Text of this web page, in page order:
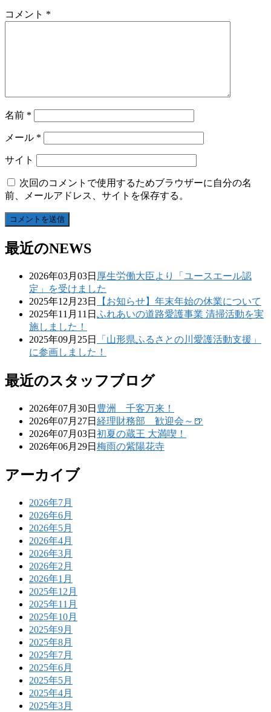
コメント *
名前 *
メール *
サイト
次回のコメントで使用するためブラウザーに自分の名
前、メールアドレス、サイトを保存する。
最近のNEWS
2026年03月03日 厚生労働大臣より「ユースエール認
定」を受けました
2025年12月23日
【お知らせ】年末年始の休業について
2025年11月11日 ふれあいの道路愛護事業 清掃活動を実
施しました！
2025年09月25日
「山形県ふるさとの川愛護活動支援」
に参画しました！
最近のスタッフブログ
2026年07月30日 豊洲 千客万来！
2026年07月27日 経理財務部 歓迎会～🍺
2026年07月03日 初夏の蔵王 大満喫！
2026年06月29日 梅雨の紫陽花寺
アーカイブ
2026年7月
2026年6月
2026年5月
2026年4月
2026年3月
2026年2月
2026年1月
2025年12月
2025年11月
2025年10月
2025年9月
2025年8月
2025年7月
2025年6月
2025年5月
2025年4月
2025年3月